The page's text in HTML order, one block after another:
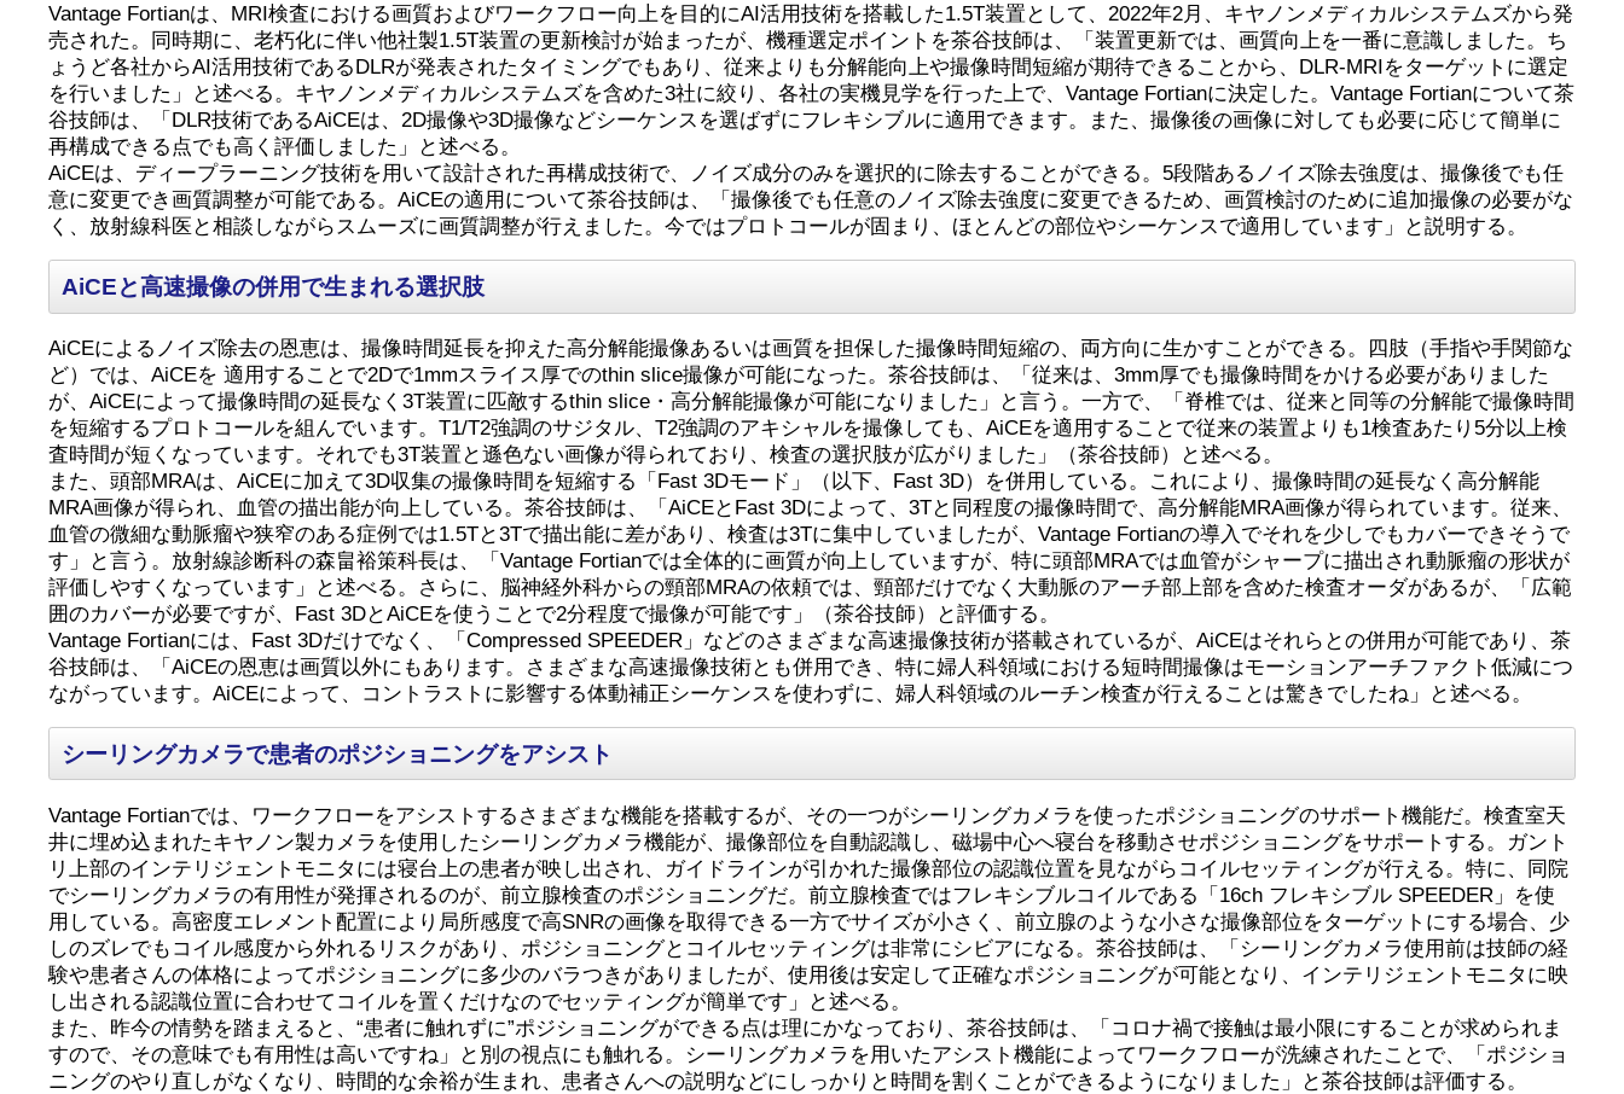
Vantage Fortianは、MRI検査における画質およびワークフロー向上を目的にAI活用技術を搭載した1.5T装置として、2022年2月、キヤノンメディカルシステムズから発
売された。同時期に、老朽化に伴い他社製1.5T装置の更新検討が始まったが、機種選定ポイントを茶谷技師は、「装置更新では、画質向上を一番に意識しました。ち
ょうど各社からAI活用技術であるDLRが発表されたタイミングでもあり、従来よりも分解能向上や撮像時間短縮が期待できることから、DLR-MRIをターゲットに選定
を行いました」と述べる。キヤノンメディカルシステムズを含めた3社に絞り、各社の実機見学を行った上で、Vantage Fortianに決定した。Vantage Fortianについて茶
谷技師は、「DLR技術であるAiCEは、2D撮像や3D撮像などシーケンスを選ばずにフレキシブルに適用できます。また、撮像後の画像に対しても必要に応じて簡単に
再構成できる点でも高く評価しました」と述べる。
AiCEは、ディープラーニング技術を用いて設計された再構成技術で、ノイズ成分のみを選択的に除去することができる。5段階あるノイズ除去強度は、撮像後でも任
意に変更でき画質調整が可能である。AiCEの適用について茶谷技師は、「撮像後でも任意のノイズ除去強度に変更できるため、画質検討のために追加撮像の必要がな
く、放射線科医と相談しながらスムーズに画質調整が行えました。今ではプロトコールが固まり、ほとんどの部位やシーケンスで適用しています」と説明する。
AiCEと高速撮像の併用で生まれる選択肢
AiCEによるノイズ除去の恩恵は、撮像時間延長を抑えた高分解能撮像あるいは画質を担保した撮像時間短縮の、両方向に生かすことができる。四肢（手指や手関節な
ど）では、AiCEを 適用することで2Dで1mmスライス厚でのthin slice撮像が可能になった。茶谷技師は、「従来は、3mm厚でも撮像時間をかける必要がありました
が、AiCEによって撮像時間の延長なく3T装置に匹敵するthin slice・高分解能撮像が可能になりました」と言う。一方で、「脊椎では、従来と同等の分解能で撮像時間
を短縮するプロトコールを組んでいます。T1/T2強調のサジタル、T2強調のアキシャルを撮像しても、AiCEを適用することで従来の装置よりも1検査あたり5分以上検
査時間が短くなっています。それでも3T装置と遜色ない画像が得られており、検査の選択肢が広がりました」（茶谷技師）と述べる。
また、頭部MRAは、AiCEに加えて3D収集の撮像時間を短縮する「Fast 3Dモード」（以下、Fast 3D）を併用している。これにより、撮像時間の延長なく高分解能
MRA画像が得られ、血管の描出能が向上している。茶谷技師は、「AiCEとFast 3Dによって、3Tと同程度の撮像時間で、高分解能MRA画像が得られています。従来、
血管の微細な動脈瘤や狭窄のある症例では1.5Tと3Tで描出能に差があり、検査は3Tに集中していましたが、Vantage Fortianの導入でそれを少しでもカバーできそうで
す」と言う。放射線診断科の森畠裕策科長は、「Vantage Fortianでは全体的に画質が向上していますが、特に頭部MRAでは血管がシャープに描出され動脈瘤の形状が
評価しやすくなっています」と述べる。さらに、脳神経外科からの頸部MRAの依頼では、頸部だけでなく大動脈のアーチ部上部を含めた検査オーダがあるが、「広範
囲のカバーが必要ですが、Fast 3DとAiCEを使うことで2分程度で撮像が可能です」（茶谷技師）と評価する。
Vantage Fortianには、Fast 3Dだけでなく、「Compressed SPEEDER」などのさまざまな高速撮像技術が搭載されているが、AiCEはそれらとの併用が可能であり、茶
谷技師は、「AiCEの恩恵は画質以外にもあります。さまざまな高速撮像技術とも併用でき、特に婦人科領域における短時間撮像はモーションアーチファクト低減につ
ながっています。AiCEによって、コントラストに影響する体動補正シーケンスを使わずに、婦人科領域のルーチン検査が行えることは驚きでしたね」と述べる。
シーリングカメラで患者のポジショニングをアシスト
Vantage Fortianでは、ワークフローをアシストするさまざまな機能を搭載するが、その一つがシーリングカメラを使ったポジショニングのサポート機能だ。検査室天
井に埋め込まれたキヤノン製カメラを使用したシーリングカメラ機能が、撮像部位を自動認識し、磁場中心へ寝台を移動させポジショニングをサポートする。ガント
リ上部のインテリジェントモニタには寝台上の患者が映し出され、ガイドラインが引かれた撮像部位の認識位置を見ながらコイルセッティングが行える。特に、同院
でシーリングカメラの有用性が発揮されるのが、前立腺検査のポジショニングだ。前立腺検査ではフレキシブルコイルである「16ch フレキシブル SPEEDER」を使
用している。高密度エレメント配置により局所感度で高SNRの画像を取得できる一方でサイズが小さく、前立腺のような小さな撮像部位をターゲットにする場合、少
しのズレでもコイル感度から外れるリスクがあり、ポジショニングとコイルセッティングは非常にシビアになる。茶谷技師は、「シーリングカメラ使用前は技師の経
験や患者さんの体格によってポジショニングに多少のバラつきがありましたが、使用後は安定して正確なポジショニングが可能となり、インテリジェントモニタに映
し出される認識位置に合わせてコイルを置くだけなのでセッティングが簡単です」と述べる。
また、昨今の情勢を踏まえると、“患者に触れずに”ポジショニングができる点は理にかなっており、茶谷技師は、「コロナ禍で接触は最小限にすることが求められま
すので、その意味でも有用性は高いですね」と別の視点にも触れる。シーリングカメラを用いたアシスト機能によってワークフローが洗練されたことで、「ポジショ
ニングのやり直しがなくなり、時間的な余裕が生まれ、患者さんへの説明などにしっかりと時間を割くことができるようになりました」と茶谷技師は評価する。